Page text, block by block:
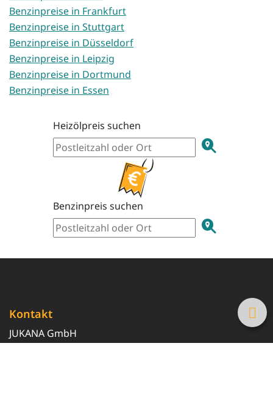
Benzinpreise in Frankfurt
Benzinpreise in Stuttgart
Benzinpreise in Düsseldorf
Benzinpreise in Leipzig
Benzinpreise in Dortmund
Benzinpreise in Essen
Heizölpreis suchen
Benzinpreis suchen
Kontakt
JUKANA GmbH